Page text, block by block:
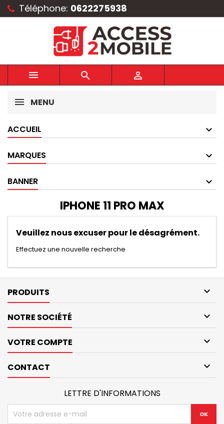
Téléphone: 0622275938
  
MENU
ACCUEIL
MARQUES
BANNER
IPHONE 11 PRO MAX
Veuillez nous excuser pour le désagrément.
Effectuez une nouvelle recherche
PRODUITS 
NOTRE SOCIÉTÉ 
VOTRE COMPTE 
CONTACT 
LETTRE D'INFORMATIONS